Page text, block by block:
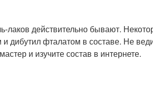
лаков действительно бывают.
дибутил фталатом в составе. Не
и изучите состав в интернете.